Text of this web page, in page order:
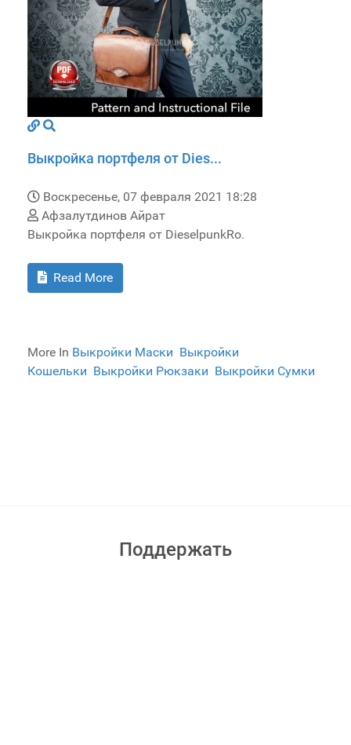
Выкройка портфеля от Dies...
Воскресенье, 07 февраля 2021 18:28
Афзалутдинов Айрат
Выкройка портфеля от DieselpunkRo.
Read More
More In Выкройки Маски Выкройки
Кошельки Выкройки Рюкзаки Выкройки Сумки
Поддержать